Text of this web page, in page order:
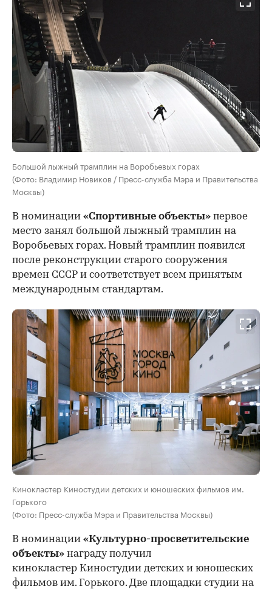
Большой лыжный трамплин на Воробьевых горах
(Фото: Владимир Новиков / Пресс-служба Мэра и Правительства
Москвы)
В номинации «Спортивные объекты» первое
место занял большой лыжный трамплин на
Воробьевых горах. Новый трамплин появился
после реконструкции старого сооружения
времен СССР и соответствует всем принятым
международным стандартам.
Кинокластер Киностудии детских и юношеских фильмов им.
Горького
(Фото: Пресс-служба Мэра и Правительства Москвы)
В номинации «Культурно-просветительские
объекты» награду получил
кинокластер Киностудии детских и юношеских
фильмов им. Горького. Две площадки студии на